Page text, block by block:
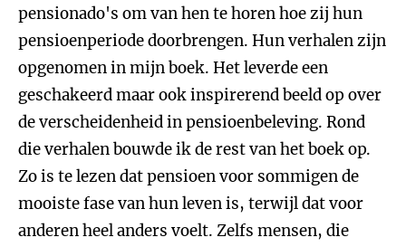
pensionado's om van hen te horen hoe zij hun
pensioenperiode doorbrengen. Hun verhalen zijn
opgenomen in mijn boek. Het leverde een
geschakeerd maar ook inspirerend beeld op over
de verscheidenheid in pensioenbeleving. Rond
die verhalen bouwde ik de rest van het boek op.
Zo is te lezen dat pensioen voor sommigen de
mooiste fase van hun leven is, terwijl dat voor
anderen heel anders voelt. Zelfs mensen, die